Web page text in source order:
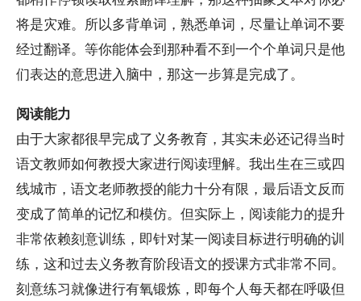
将是灾难。所以多背单词，熟悉单词，尽量让单词不要
经过翻译。等你能体会到那种看不到一个个单词只是他
们表达的意思进入脑中，那这一步算是完成了。
阅读能力
由于大家都很早完成了义务教育，其实未必还记得当时
语文教师如何教授大家进行阅读理解。我出生在三或四
线城市，语文老师教授的能力十分有限，最后语文反而
变成了简单的记忆和模仿。但实际上，阅读能力的提升
非常依赖刻意训练，即针对某一阅读目标进行明确的训
练，这和过去义务教育阶段语文的授课方式非常不同。
刻意练习就像进行有氧锻炼，即每个人每天都在呼吸但